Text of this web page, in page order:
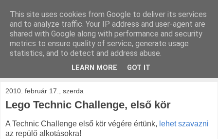
kockak.hu
Minden ami LEGO, repül és gurul.
2010. február 17., szerda
Lego Technic Challenge, első kör
A Technic Challenge első kör végére értünk, lehet szavazni
az repülő alkotásokra!
This site uses cookies from Google to deliver its services
and to analyze traffic. Your IP address and user-agent are
shared with Google along with performance and security
metrics to ensure quality of service, generate usage
statistics, and to detect and address abuse.
LEARN MORE GOT IT